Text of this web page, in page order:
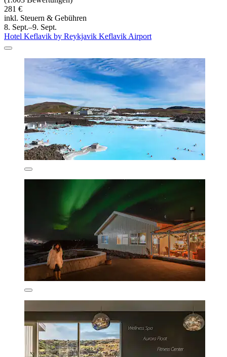
281 €
inkl. Steuern & Gebühren
8. Sept.–9. Sept.
Hotel Keflavik by Reykjavik Keflavik Airport